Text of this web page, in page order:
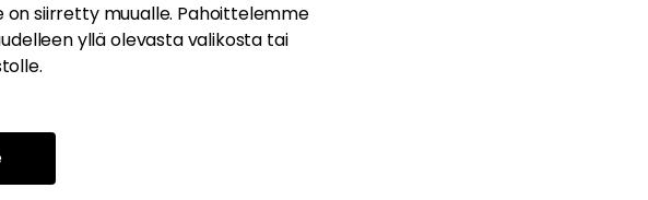
on siirretty muualle. Pahoittelemme
yllä olevasta valikosta tai